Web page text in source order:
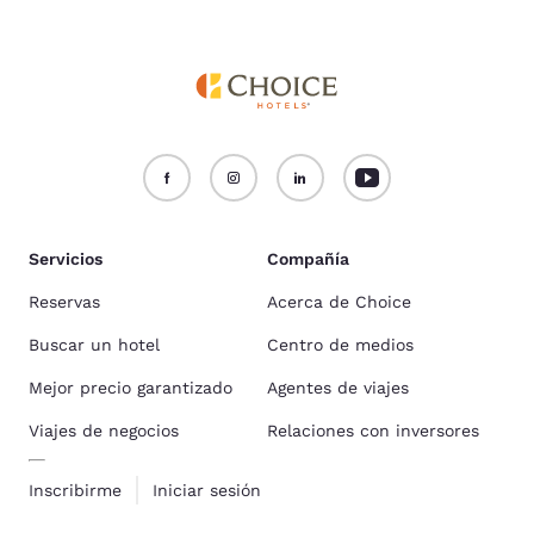
Servicios
Reservas
Buscar un hotel
Mejor precio garantizado
Viajes de negocios
Inscribirme Iniciar sesión
Compañía
Acerca de Choice
Centro de medios
Agentes de viajes
Relaciones con inversores